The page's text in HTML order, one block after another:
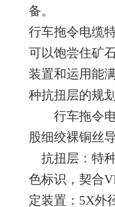
备。
行车拖令电缆
可以饱尝住矿
装置和运用能
种抗扭层的
行车拖令
股细绞裸铜
抗扭层：
色标识，契
定装置：